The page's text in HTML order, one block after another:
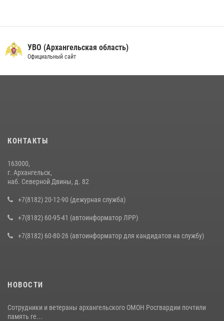
УВО (Архангельская область)
Официальный сайт
КОНТАКТЫ
163000,
г. Архангельск,
наб. Северной Двины, д. 82
+7(8182) 20-12-90 (дежурная служба)
+7(8182) 60-95-41 (автоинформатор ЛРР)
+7(8182) 60-80-26 (автоинформатор для кандидатов на службу)
НОВОСТИ
Сотрудники и ветераны архангельского ОМОН Росгвардии почтили
память ге...